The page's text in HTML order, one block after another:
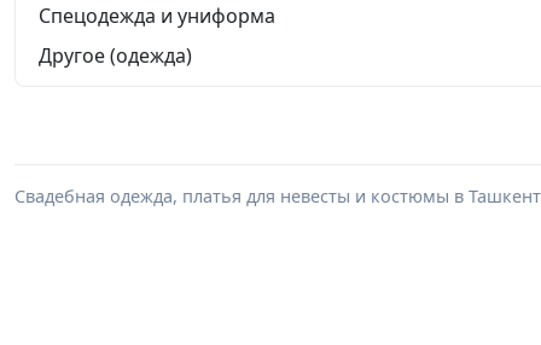
Спецодежда и униформа
Другое (одежда)
Свадебная одежда, платья для невесты и костюмы в